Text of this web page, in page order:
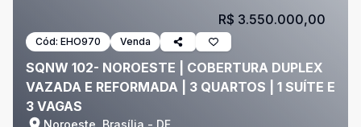
Cód: EHO970 Venda
SQNW 102- NOROESTE | COBERTURA DUPLEX
VAZADA E REFORMADA | 3 QUARTOS | 1 SUÍTE E
3 VAGAS
Noroeste, Brasília - DF
R$ 3.550.000,00